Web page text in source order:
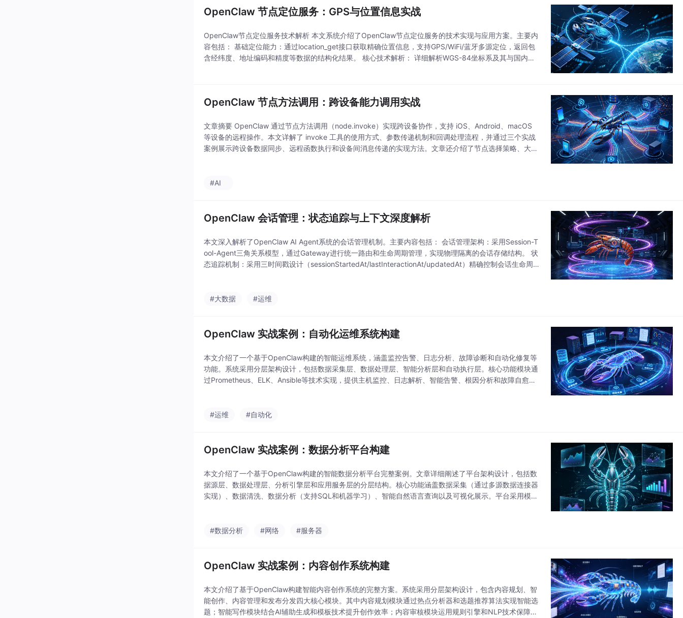
OpenClaw 节点定位服务：GPS与位置信息实战
OpenClaw节点定位服务技术解析 本文系统介绍了OpenClaw节点定位服务的技术实现与应用方案。主要内
容包括： 基础定位能力：通过location_get接口获取精确位置信息，支持GPS/WiFi/蓝牙多源定位，返回包
含经纬度、地址编码和精度等数据的结构化结果。 核心技术解析： 详细解析WGS-84坐标系及其与国内常
OpenClaw 节点方法调用：跨设备能力调用实战
文章摘要 OpenClaw 通过节点方法调用（node.invoke）实现跨设备协作，支持 iOS、Android、macOS
等设备的远程操作。本文详解了 invoke 工具的使用方式、参数传递机制和回调处理流程，并通过三个实战
案例展示跨设备数据同步、远程函数执行和设备间消息传递的实现方法。文章还介绍了节点选择策略、大型
#AI
OpenClaw 会话管理：状态追踪与上下文深度解析
本文深入解析了OpenClaw AI Agent系统的会话管理机制。主要内容包括： 会话管理架构：采用Session-T
ool-Agent三角关系模型，通过Gateway进行统一路由和生命周期管理，实现物理隔离的会话存储结构。 状
态追踪机制：采用三时间戳设计（sessionStartedAt/lastInteractionAt/updatedAt）精确控制会话生命周
#大数据 #运维
OpenClaw 实战案例：自动化运维系统构建
本文介绍了一个基于OpenClaw构建的智能运维系统，涵盖监控告警、日志分析、故障诊断和自动化修复等
功能。系统采用分层架构设计，包括数据采集层、数据处理层、智能分析层和自动执行层。核心功能模块通
过Prometheus、ELK、Ansible等技术实现，提供主机监控、日志解析、智能告警、根因分析和故障自愈能
#运维 #自动化
OpenClaw 实战案例：数据分析平台构建
本文介绍了一个基于OpenClaw构建的智能数据分析平台完整案例。文章详细阐述了平台架构设计，包括数
据源层、数据处理层、分析引擎层和应用服务层的分层结构。核心功能涵盖数据采集（通过多源数据连接器
实现）、数据清洗、数据分析（支持SQL和机器学习）、智能自然语言查询以及可视化展示。平台采用模块
#数据分析
#网络 #服务器
OpenClaw 实战案例：内容创作系统构建
本文介绍了基于OpenClaw构建智能内容创作系统的完整方案。系统采用分层架构设计，包含内容规划、智
能创作、内容管理和发布分发四大核心模块。其中内容规划模块通过热点分析器和选题推荐算法实现智能选
题；智能写作模块结合AI辅助生成和模板技术提升创作效率；内容审核模块运用规则引擎和NLP技术保障质